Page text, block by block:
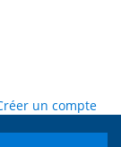
un compte